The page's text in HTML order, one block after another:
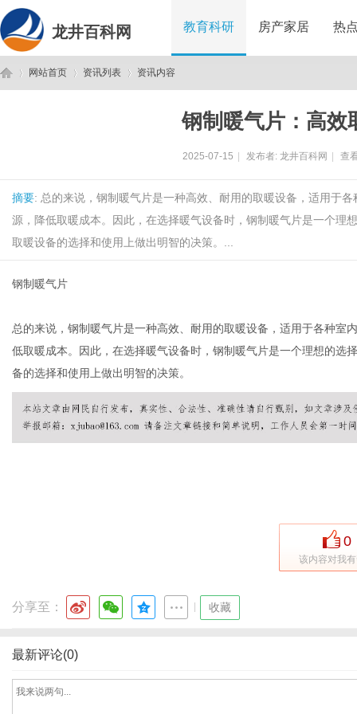
龙井百科网 教育科研 房产家居 热
网站首页 资讯列表 资讯内容
钢制暖气片：高效
2025-07-15 发布者: 龙井百科网 查
摘要: 总的来说，钢制暖气片是一种高效、耐用的取暖设备，适用于
源，降低取暖成本。因此，在选择暖气设备时，钢制暖气片是一个理
取暖设备的选择和使用上做出明智的决策。...
钢制暖气片
总的来说，钢制暖气片是一种高效、耐用的取暖设备，适用于各种室
低取暖成本。因此，在选择暖气设备时，钢制暖气片是一个理想的选
备的选择和使用上做出明智的决策。
0
该内容对我
分享至： 收藏
最新评论(0)